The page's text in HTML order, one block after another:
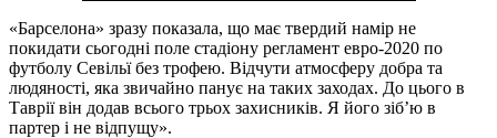
«Барселона» зразу показала, що має твердий намір не
покидати сьогодні поле стадіону регламент евро-2020 по
футболу Севільї без трофею. Відчути атмосферу добра та
людяності, яка звичайно панує на таких заходах. До цього в
Таврії він додав всього трьох захисників. Я його зіб’ю в
партер і не відпущу».